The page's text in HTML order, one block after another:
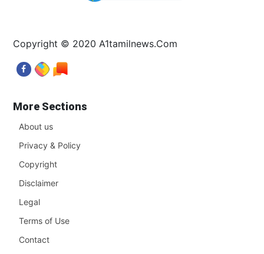
Copyright © 2020 A1tamilnews.Com
More Sections
About us
Privacy & Policy
Copyright
Disclaimer
Legal
Terms of Use
Contact